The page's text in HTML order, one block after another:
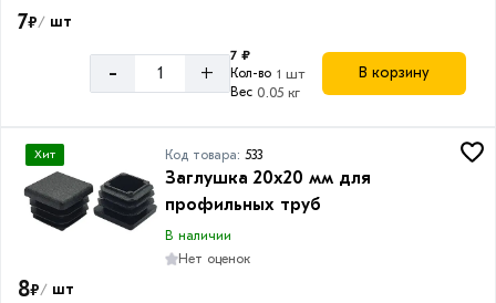
7₽/ шт
- +
7 ₽
Кол-во 1 шт
Вес 0.05 кг
В корзину
Хит Код товара: 533
Заглушка 20х20 мм для
профильных труб
В наличии
Нет оценок
8₽/ шт